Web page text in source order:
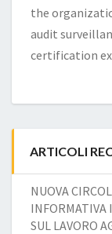
the
audit
certification
ARTICOLI
NUOVA
INFORMATIVA
SUL LAVORO